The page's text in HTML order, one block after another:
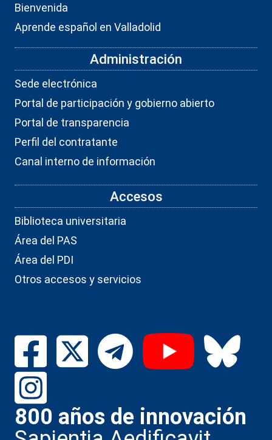
Bienvenida
Aprende español en Valladolid
Administración
Sede electrónica
Portal de participación y gobierno abierto
Portal de transparencia
Perfil del contratante
Canal interno de información
Accesos
Biblioteca universitaria
Área del PAS
Área del PDI
Otros accesos y servicios
800 años de innovación